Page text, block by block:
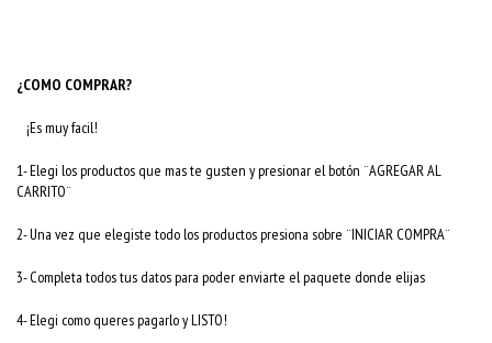
¿COMO COMPRAR?
¡Es muy facil!
1- Elegi los productos que mas te gusten y presionar el botón ¨AGREGAR AL
CARRITO¨
2- Una vez que elegiste todo los productos presiona sobre ¨INICIAR COMPRA¨
3- Completa todos tus datos para poder enviarte el paquete donde elijas
4- Elegi como queres pagarlo y LISTO!